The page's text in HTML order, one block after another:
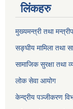
लिंकहरु
मुख्यमन्त्री तथा
सङ्घीय मामिला तथा
सामाजिक सुरक्षा तथा
लोक सेवा आयोग
केन्द्रीय पञ्जीकरण